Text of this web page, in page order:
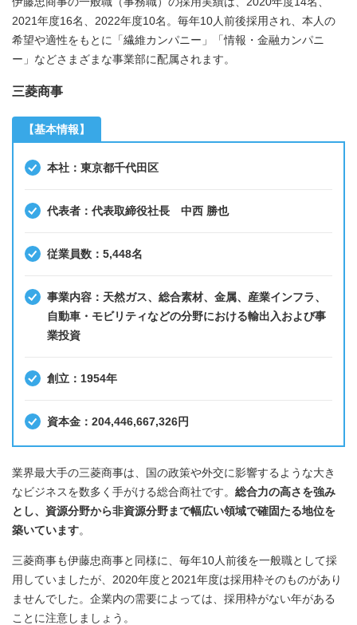
2021年度16名、2022年度10名。毎年10人前後採用され、本人の
希望や適性をもとに「繊維カンパニー」「情報・金融カンパニ
ー」などさまざまな事業部に配属されます。
三菱商事
【基本情報】
本社：東京都千代田区
代表者：代表取締役社長 中西 勝也
従業員数：5,448名
事業内容：天然ガス、総合素材、金属、産業インフラ、
自動車・モビリティなどの分野における輸出入および事
業投資
創立：1954年
資本金：204,446,667,326円
業界最大手の三菱商事は、国の政策や外交に影響するような大き
なビジネスを数多く手がける総合商社です。 総合力の高さを強み
とし、資源分野から非資源分野まで幅広い領域で確固たる地位を
築いています。
三菱商事も伊藤忠商事と同様に、毎年10人前後を一般職として採
用していましたが、2020年度と2021年度は採用枠そのものがあり
ませんでした。企業内の需要によっては、採用枠がない年がある
ことに注意しましょう。